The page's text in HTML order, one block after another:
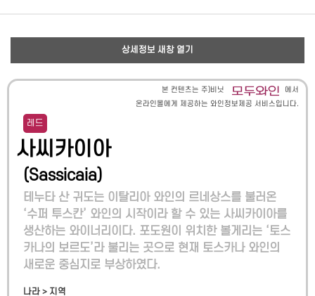
상세정보 새창 열기
본 컨텐츠는 주)비닛
에서
온라인몰에게 제공하는 와인정보제공 서비스입니다.
레드
사씨카이아
(Sassicaia)
테누타 산 귀도는 이탈리아 와인의 르네상스를 불러온
‘수퍼 투스칸’ 와인의 시작이라 할 수 있는 사씨카이아를
생산하는 와이너리이다. 포도원이 위치한 볼게리는 ‘토스
카나의 보르도’라 불리는 곳으로 현재 토스카나 와인의
새로운 중심지로 부상하였다.
나라 > 지역